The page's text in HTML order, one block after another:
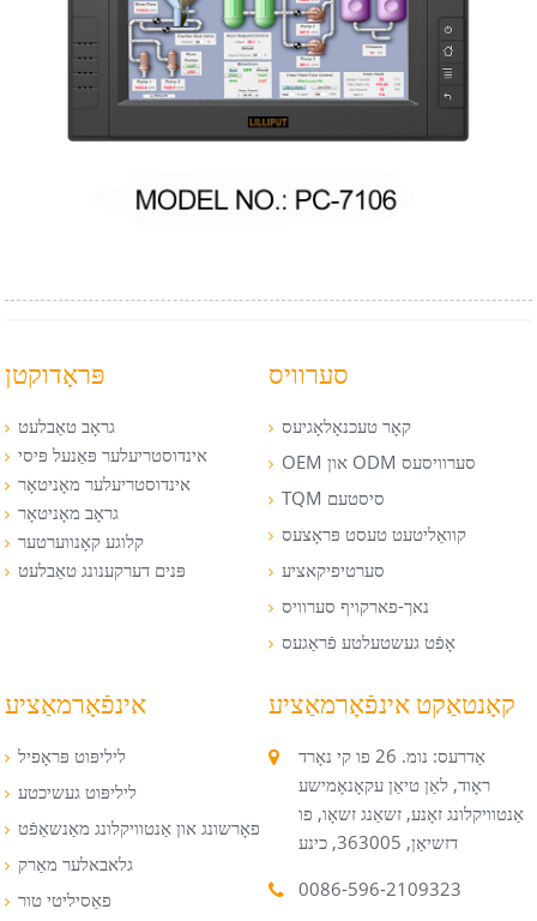
פּראָדוקטן
גראָב טאַבלעט
אינדוסטריעלער פּאַנעל פּיסי
אינדוסטריעלער מאָניטאָר
גראָב מאָניטאָר
קלוגע קאָנווערטער
פּנים דערקענונג טאַבלעט
סערוויס
קאָר טעכנאָלאָגיעס
OEM און ODM סערוויסעס
TQM סיסטעם
קוואַליטעט טעסט פּראָצעס
סערטיפיקאציע
נאך-פארקויף סערוויס
אָפֿט געשטעלטע פֿראַגעס
אינפֿאָרמאַציע
ליליפּוט פּראָפיל
ליליפּוט געשיכטע
פאָרשונג און אַנטוויקלונג מאַנשאַפֿט
גלאבאלער מאַרק
פאַסיליטי טור
קאָנטאַקט אינפֿאָרמאַציע
אַדרעס: נומ. 26 פו קי נאָרד
ראָוד, לאַן טיאַן עקאָנאָמישע
אַנטוויקלונג זאָנע, זשאַנג זשאָו, פו
דזשיאַן, 363005, כינע
0086-596-2109323